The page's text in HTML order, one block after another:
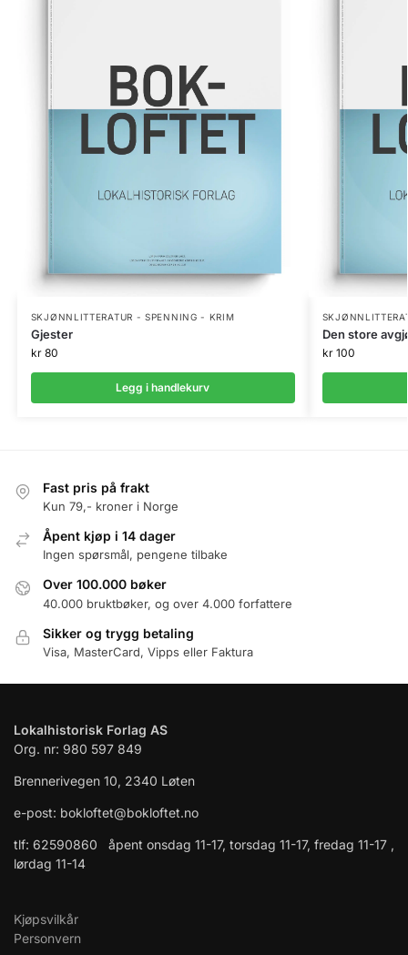
SKJØNNLITTERATUR - SPENNING - KRIM
Gjester
kr80
Legg i handlekurv
Den store
kr100
Fast pris på frakt
Kun 79,- kroner i Norge
Åpent kjøp i 14 dager
Ingen spørsmål, pengene tilbake
Over 100.000 bøker
40.000 bruktbøker, og over 4.000 forfattere
Sikker og trygg betaling
Visa, MasterCard, Vipps eller Faktura
Lokalhistorisk Forlag AS
Org. nr: 980 597 849
Brennerivegen 10, 2340 Løten
e-post: bokloftet@bokloftet.no
tlf: 62590860 åpent onsdag 11-17, torsdag 11-17, fredag 11-17 ,
lørdag 11-14
Kjøpsvilkår
Personvern